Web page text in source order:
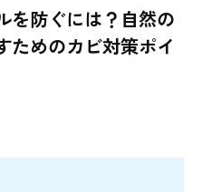
を防ぐには？自然の
ためのカビ対策ポイ